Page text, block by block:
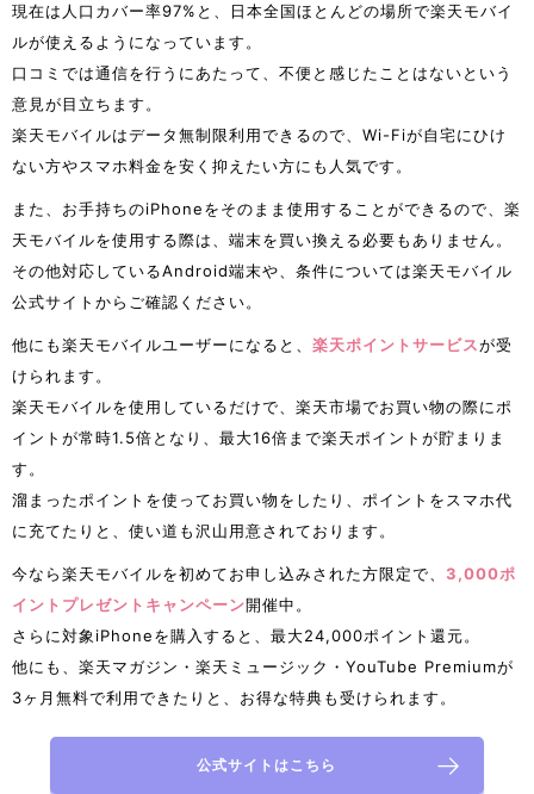
現在は人口カバー率97%と、日本全国ほとんどの場所で楽天モバイ
ルが使えるようになっています。
口コミでは通信を行うにあたって、不便と感じたことはないという
意見が目立ちます。
楽天モバイルはデータ無制限利用できるので、Wi-Fiが自宅にひけ
ない方やスマホ料金を安く抑えたい方にも人気です。
また、お手持ちのiPhoneをそのまま使用することができるので、楽
天モバイルを使用する際は、端末を買い換える必要もありません。
その他対応しているAndroid端末や、条件については楽天モバイル
公式サイトからご確認ください。
他にも楽天モバイルユーザーになると、 楽天ポイントサービスが受
けられます。
楽天モバイルを使用しているだけで、楽天市場でお買い物の際にポ
イントが常時1.5倍となり、最大16倍まで楽天ポイントが貯まりま
す。
溜まったポイントを使ってお買い物をしたり、ポイントをスマホ代
に充てたりと、使い道も沢山用意されております。
今なら楽天モバイルを初めてお申し込みされた方限定で、 3,000ポ
イントプレゼントキャンペーン開催中。
さらに対象iPhoneを購入すると、最大24,000ポイント還元。
他にも、楽天マガジン・楽天ミュージック・YouTube Premiumが
3ヶ月無料で利用できたりと、お得な特典も受けられます。
公式サイトはこちら